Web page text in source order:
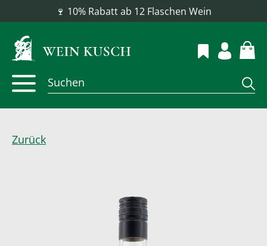
📦 Versandkostenfrei ab 100 €
Zurück